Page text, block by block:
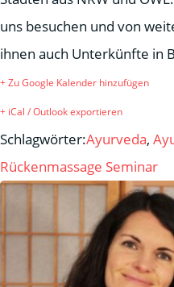
uns besuchen und von
ihnen auch Unterkünfte in
+ Zu Google Kalender hinzufügen
+ iCal / Outlook exportieren
Schlagwörter:Ayurveda,
Rückenmassage Seminar